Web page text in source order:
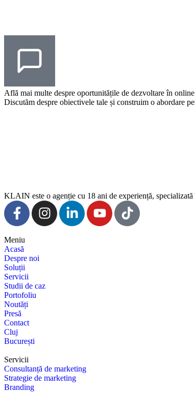
Află mai multe despre oportunitățile de dezvoltare în online
Discutăm despre obiectivele tale și construim o abordare
KLAIN este o agenție cu 18 ani de experiență,
Meniu
Acasă
Despre noi
Soluții
Servicii
Studii de caz
Portofoliu
Noutăți
Presă
Contact
Cluj
București
Servicii
Consultanță de marketing
Strategie de marketing
Branding